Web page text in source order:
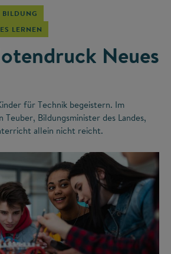
LERNEN
Neues
für Technik begeistern. Im
Bildungsminister des Landes,
allein nicht reicht.